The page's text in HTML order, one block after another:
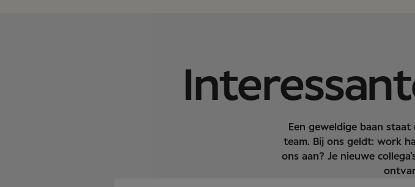
Een geweldige baan
team. Bij ons geldt: work
ons aan? Je nieuwe